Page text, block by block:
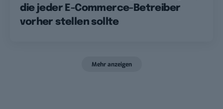
die jeder E-Commerce-Betreiber
vorher stellen sollte
Mehr anzeigen